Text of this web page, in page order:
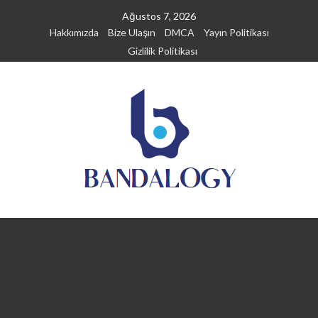
Ağustos 7, 2026
Hakkımızda
Bize Ulaşın DMCA
Yayın Politikası
Gizlilik Politikası